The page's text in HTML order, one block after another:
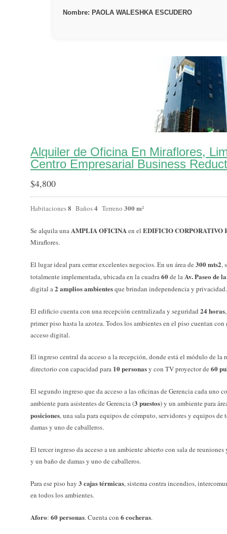
Nombre: PAOLA WALESHKA ESCUDERO
Alquiler de Oficina En Miraflores,
Centro Empresarial Business
$4,800
Habitaciones8 Baños4 Terreno 300 m²
Se alquila unaAMPLIA OFICINAen el EDIFICIO CORPORATIVO
Miraflores.
El lugar ideal para cerrar excelentes negocios. En un área de 300 mts2,
totalmente implementada, ubicada en la cuadra60de laAv. Paseo de
digital a2 amplios ambientesque brindan independencia y privacidad.
El edificio cuenta con una recepción centralizada y seguridad 24 horas
primer piso hasta la azotea. Todos los ambientes en el piso cuentan con
acceso digital.
El ingreso central da acceso a la recepción, donde está el módulo de la
directorio con capacidad para 10 personasy con TV proyector de 60
El segundo ingreso que da acceso a las oficinas de Gerencia cada uno
ambiente para asistentes de Gerencia (3 puestos) y un ambiente para
posiciones, una sala para equipos de cómputo, servidores y equipos
damas y uno de caballeros.
El tercer ingreso da acceso a un ambiente abierto con sala de
y un baño de damas y uno de caballeros.
Para ese piso hay 3 cajas térmicas, sistema contra incendios,
en todos los ambientes.
Aforo: 60 personas. Cuenta con 6 cocheras.